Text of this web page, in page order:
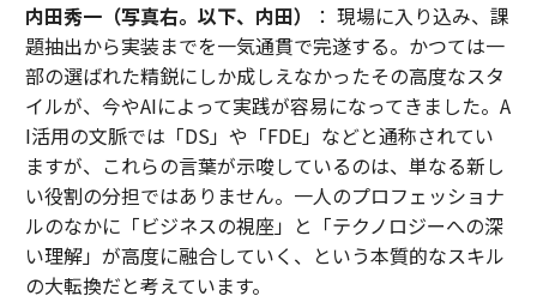
内田秀一（写真右。以下、内田）
： 現場に入り込み、課
題抽出から実装までを一気通貫で完遂する。かつては一
部の選ばれた精鋭にしか成しえなかったその高度なスタ
イルが、今やAIによって実践が容易になってきました。A
I活用の文脈では「DS」や「FDE」などと通称されてい
ますが、これらの言葉が示唆しているのは、単なる新し
い役割の分担ではありません。一人のプロフェッショナ
ルのなかに「ビジネスの視座」と「テクノロジーへの深
い理解」が高度に融合していく、という本質的なスキル
の大転換だと考えています。